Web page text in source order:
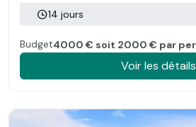
14 jours
Budget4000 € soit 2000 € par
Voir les détails